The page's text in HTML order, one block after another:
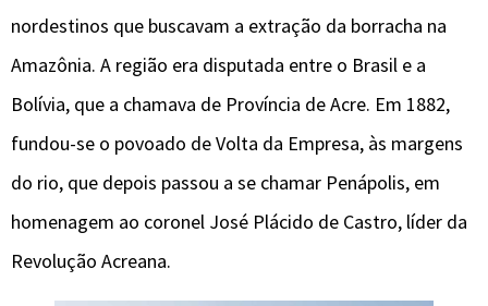
nordestinos que buscavam a extração da borracha na
Amazônia. A região era disputada entre o Brasil e a
Bolívia, que a chamava de Província de Acre. Em 1882,
fundou-se o povoado de Volta da Empresa, às margens
do rio, que depois passou a se chamar Penápolis, em
homenagem ao coronel José Plácido de Castro, líder da
Revolução Acreana.